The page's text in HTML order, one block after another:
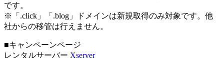
です。
※「.click」「.blog」ドメインは新規取得のみ対象です。他
社からの移管は行えません。
■キャンペーンページ
レンタルサーバー Xserver